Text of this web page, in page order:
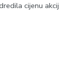
cijenu